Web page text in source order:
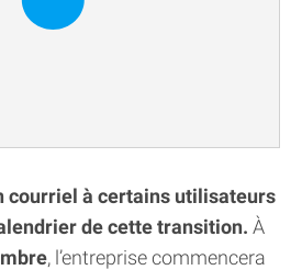
courriel à certains utilisateurs
de cette transition. À
, l’entreprise commencera